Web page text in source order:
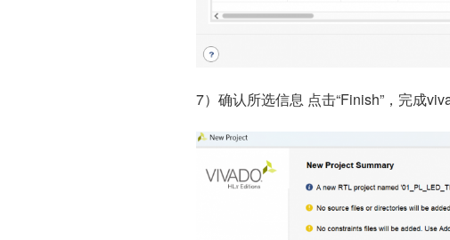
7）确认所选信息 点击“Finish”，完成